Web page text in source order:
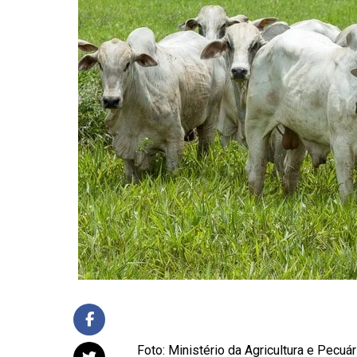
Foto: Ministério da Agricultura e